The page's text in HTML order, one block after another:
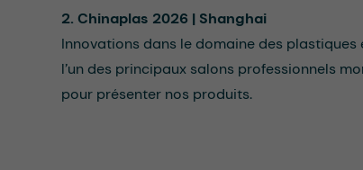
2. Chinaplas 2026 | Shanghai
Innovations dans le domaine des
l’un des principaux salons professionnels
pour présenter nos produits.